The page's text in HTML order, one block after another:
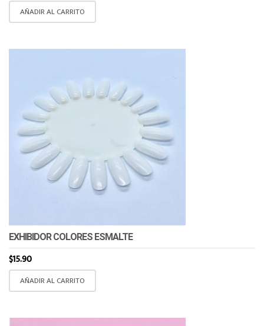
AÑADIR AL CARRITO
EXHIBIDOR COLORES ESMALTE
$15.90
AÑADIR AL CARRITO